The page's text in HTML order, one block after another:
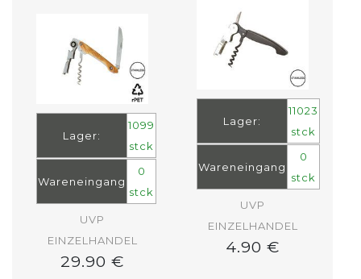
Lager:
1099
stck
Wareneingang
0
stck
UVP
EINZELHANDEL
29.90 €
Lager:
11023
stck
Wareneingang
0
stck
UVP
EINZELHANDEL
4.90 €